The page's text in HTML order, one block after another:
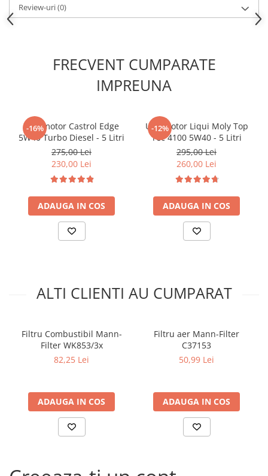
Kit lant distributie
Curea distributie
Kit transmisie
Directie/stabilizare
Bielete antiruliu
Bielete directie
Cap de bara
Amortizor capota
Amortizor portbagaj/hayon
Pivot suspensie
■ Huse scaune auto
■ Tavite auto portbagaj
■ Becuri auto
■ Accesorii auto interior
■ Accesorii auto exterior
■ Electrice auto
Review-uri(0)
FRECVENT CUMPARATE
IMPREUNA
-16%
Ulei motor Castrol Edge
5W40 Turbo Diesel - 5 Litri
275,00 Lei
230,00 Lei
ADAUGA IN COS
-12%
Ulei motor Liqui Moly Top
Tec 4100 5W40 - 5 Litri
295,00 Lei
260,00 Lei
ADAUGA IN COS
ALTI CLIENTI AU CUMPARAT
Filtru Combustibil Mann-
Filter WK853/3x
82,25 Lei
ADAUGA IN COS
Filtru aer Mann-Filter
C37153
50,99 Lei
ADAUGA IN COS